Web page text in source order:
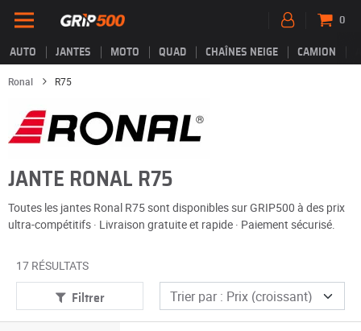
AUTO JANTES MOTO QUAD CHAÎNES NEIGE CAMION
0
Ronal R75
JANTE RONAL R75
Toutes les jantes Ronal R75 sont disponibles sur GRIP500 à des prix
ultra-compétitifs · Livraison gratuite et rapide · Paiement sécurisé.
17 RÉSULTATS
Filtrer